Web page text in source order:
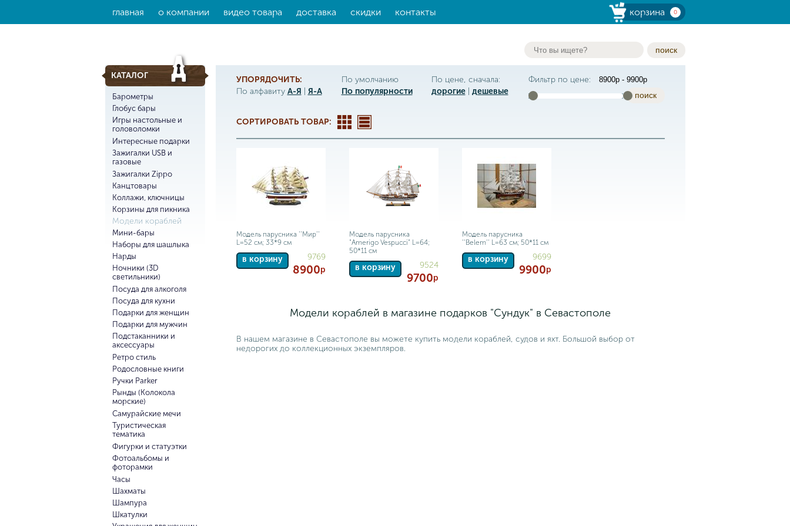
главная о компании видео товара доставка скидки контакты корзина 0
поиск
КАТАЛОГ
Барометры
Глобус бары
Игры настольные и
головоломки
Интересные подарки
Зажигалки USB и
газовые
Зажигалки Zippo
Канцтовары
Коллажи, ключницы
Корзины для пикника
Модели кораблей
Мини-бары
Наборы для шашлыка
Нарды
Ночники (3D
светильники)
Посуда для алкоголя
Посуда для кухни
Подарки для женщин
Подарки для мужчин
Подстаканники и
аксессуары
Ретро стиль
Родословные книги
Ручки Parker
Рынды (Колокола
морские)
Самурайские мечи
Туристическая
тематика
Фигурки и статуэтки
Фотоальбомы и
фоторамки
Часы
Шахматы
Шампура
Шкатулки
УПОРЯДОЧИТЬ:
По алфавиту А-Я Я-А
По умолчанию
По популярности
По цене, сначала:
дорогие| дешевые
Фильтр по цене:
поиск
СОРТИРОВАТЬ ТОВАР:
Модель парусника ''Мир''
L=52 см; 33*9 см
в корзину 9769
8900р
Модель парусника
"Amerigo Vespucci" L=64;
50*11 см
в корзину 9524
9700р
Модель парусника
''Belem'' L=63 см; 50*11 см
в корзину 9699
9900р
Модели кораблей в магазине подарков "Сундук" в Севастополе
В нашем магазине в Севастополе вы можете купить модели кораблей, судов и яхт. Большой выбор от
недорогих до коллекционных экземпляров.